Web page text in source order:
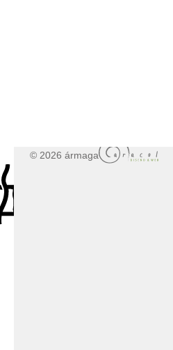
© 2026 ármaga